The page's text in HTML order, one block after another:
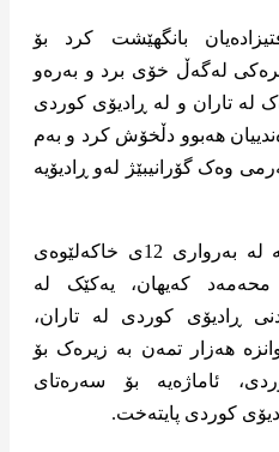
بانگهێشت کرد بۆ
لەگەڵ خۆی برد و بەرەو
لە تاران و لە ڕادیۆی کوردی
هەبوو دڵخۆش کرد و بەم
وەک گۆرانیبێژ لەو ڕادیۆیە
بەپێی نامەیەکی بەڵێننامە کە لە بەرواری 12ی خاکەلێوەی
محەمەد کەیهان، یەکێک لە
ڕادیۆی کوردی لە تاران،
هەزار تمەن بە زیرەک بۆ
ئاماژەیە بۆ سەرەتای
کوردی پایتەخت.